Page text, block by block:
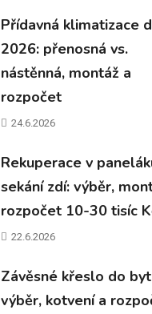
Přídavná klimatizace
2026: přenosná vs.
nástěnná, montáž a
rozpočet
24.6.2026
Rekuperace v
sekání zdí: výběr,
rozpočet 10-30 tisíc
22.6.2026
Závěsné křeslo do
výběr, kotvení a